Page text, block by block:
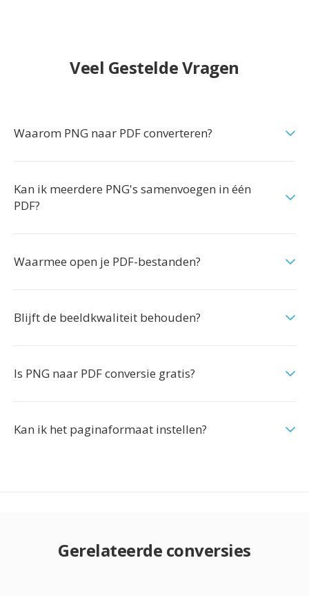
Veel Gestelde Vragen
Waarom PNG naar PDF converteren?
Kan ik meerdere PNG's samenvoegen in één
PDF?
Waarmee open je PDF-bestanden?
Blijft de beeldkwaliteit behouden?
Is PNG naar PDF conversie gratis?
Kan ik het paginaformaat instellen?
Gerelateerde conversies